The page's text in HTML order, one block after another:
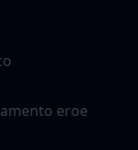
eroe